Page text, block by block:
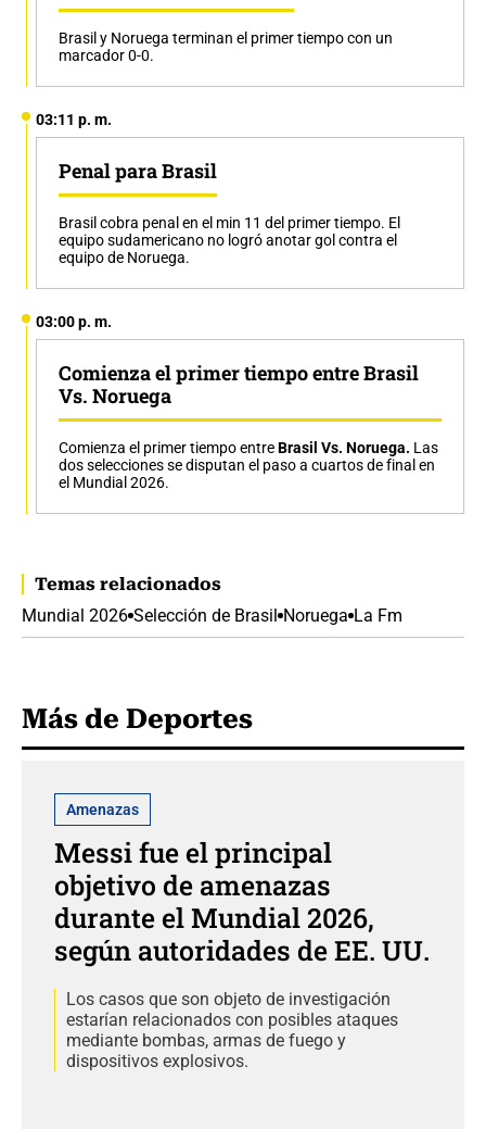
Brasil y Noruega terminan el primer tiempo con un
marcador 0-0.
03:11 p. m.
Penal para Brasil
Brasil cobra penal en el min 11 del primer tiempo. El
equipo sudamericano no logró anotar gol contra el
equipo de Noruega.
03:00 p. m.
Comienza el primer tiempo entre Brasil
Vs. Noruega
Comienza el primer tiempo entreBrasil Vs. Noruega. Las
dos selecciones se disputan el paso a cuartos de final en
el Mundial 2026.
Temas relacionados
Mundial 2026 Selección de Brasil Noruega La Fm
Más de Deportes
Amenazas
Messi fue el principal
objetivo de amenazas
durante el Mundial 2026,
según autoridades de EE. UU.
Los casos que son objeto de investigación
estarían relacionados con posibles ataques
mediante bombas, armas de fuego y
dispositivos explosivos.